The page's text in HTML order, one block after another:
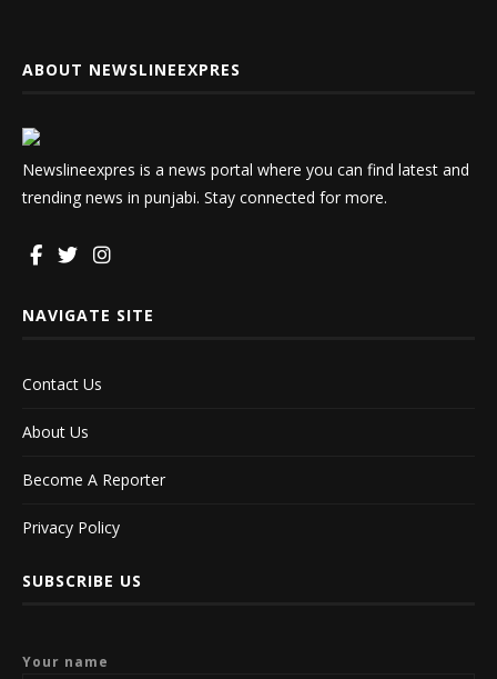
ABOUT NEWSLINEEXPRES
Newslineexpres is a news portal where you can find latest and
trending news in punjabi. Stay connected for more.
NAVIGATE SITE
Contact Us
About Us
Become A Reporter
Privacy Policy
SUBSCRIBE US
Your name